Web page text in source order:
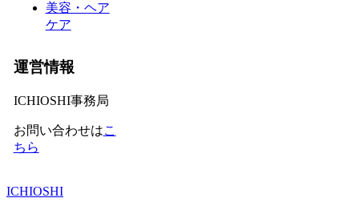
美容・ヘア
ケア
運営情報
ICHIOSHI事務局
お問い合わせはこ
ちら
ICHIOSHI